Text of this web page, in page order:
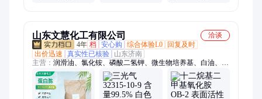
山东文慧化工有限公司
洽谈
4年 档 安心购 综合体验L0
回复及时
出价迅速
真实性已核验
山东济南
主营： 润滑油、氯化铵、磷酸二氢钾、微生物培养基、白油、减
水剂、氯化钾、乙二醇、柠檬酸、辛醇